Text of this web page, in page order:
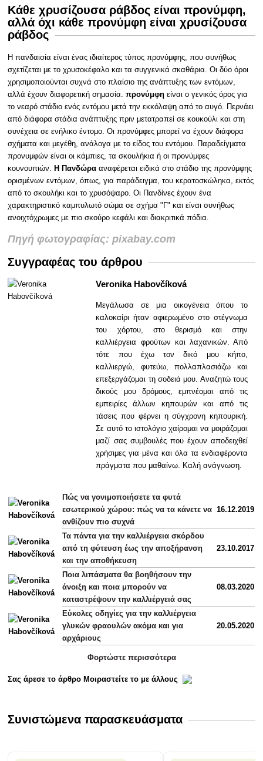
Κάθε χρυσίζουσα ράβδος είναι προνύμφη,
αλλά όχι κάθε προνύμφη είναι χρυσίζουσα
ράβδος
Η πανδαισία είναι ένας ιδιαίτερος τύπος προνύμφης, που συνήθως
σχετίζεται με το χρυσοκέφαλο και τα συγγενικά σκαθάρια. Οι δύο όροι
χρησιμοποιούνται συχνά στο πλαίσιο της ανάπτυξης των εντόμων,
αλλά έχουν διαφορετική σημασία.προνύμφηείναι ο γενικός όρος για
το νεαρό στάδιο ενός εντόμου μετά την εκκόλαψη από το αυγό. Περνάει
από διάφορα στάδια ανάπτυξης πριν μετατραπεί σε κουκούλι και στη
συνέχεια σε ενήλικο έντομο. Οι προνύμφες μπορεί να έχουν διάφορα
σχήματα και μεγέθη, ανάλογα με το είδος του εντόμου. Παραδείγματα
προνυμφών είναι οι κάμπιες, τα σκουλήκια ή οι προνύμφες
κουνουπιών.Η Πανδώρα αναφέρεται ειδικά στο στάδιο της προνύμφης
ορισμένων εντόμων, όπως, για παράδειγμα, του κερατοσκώληκα, εκτός
από το σκουλήκι και το χρυσόψαρο. Οι Πανδίνες έχουν ένα
χαρακτηριστικό καμπυλωτό σώμα σε σχήμα "Γ" και είναι συνήθως
ανοιχτόχρωμες με πιο σκούρο κεφάλι και διακριτικά πόδια.
Πηγή φωτογραφίας: pixabay.com
Συγγραφέας του άρθρου
Veronika Habovčíková
Μεγάλωσα σε μια οικογένεια όπου το
καλοκαίρι ήταν αφιερωμένο στο στέγνωμα
του χόρτου, στο θερισμό και στην
καλλιέργεια φρούτων και λαχανικών. Από
τότε που έχω τον δικό μου κήπο,
καλλιεργώ, φυτεύω, πολλαπλασιάζω και
επεξεργάζομαι τη σοδειά μου. Αναζητώ τους
δικούς μου δρόμους, εμπνέομαι από τις
εμπειρίες άλλων κηπουρών και από τις
τάσεις που φέρνει η σύγχρονη κηπουρική.
Σε αυτό το ιστολόγιο χαίρομαι να μοιράζομαι
μαζί σας συμβουλές που έχουν αποδειχθεί
χρήσιμες για μένα και όλα τα ενδιαφέροντα
πράγματα που μαθαίνω. Καλή ανάγνωση.
Πώς να γονιμοποιήσετε τα φυτά
εσωτερικού χώρου: πώς να τα κάνετε να
ανθίζουν πιο συχνά
16.12.2019
Τα πάντα για την καλλιέργεια σκόρδου
από τη φύτευση έως την αποξήρανση
και την αποθήκευση
23.10.2017
Ποια λιπάσματα θα βοηθήσουν την
άνοιξη και ποια μπορούν να
καταστρέψουν την καλλιέργειά σας
08.03.2020
Εύκολες οδηγίες για την καλλιέργεια
γλυκών φραουλών ακόμα και για
αρχάριους
20.05.2020
Φορτώστε περισσότερα
Σας άρεσε το άρθρο Μοιραστείτε το με άλλους
Συνιστώμενα παρασκευάσματα